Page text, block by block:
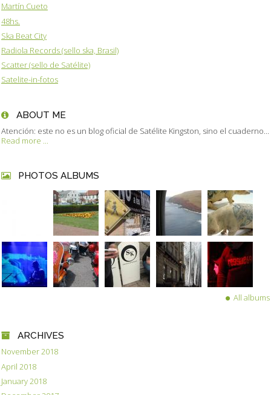
Martín Cueto
48hs.
Ska Beat City
Radiola Records (sello ska, Brasil)
Scatter (sello de Satélite)
Satelite-in-fotos
ABOUT ME
Atención: este no es un blog oficial de Satélite Kingston, sino el cuaderno...
Read more ...
PHOTOS ALBUMS
All albums
ARCHIVES
November 2018
April 2018
January 2018